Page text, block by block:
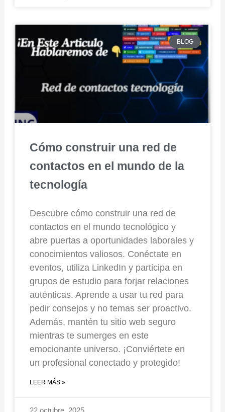
BLOG
Cómo construir una red de
contactos en el mundo de la
tecnología
Descubre cómo construir una red de
contactos en el mundo tecnológico y
abre puertas a oportunidades laborales y
conocimientos valiosos. Conéctate en
eventos, utiliza LinkedIn y participa en
grupos de estudio para forjar relaciones
auténticas. Aprende a usar tu red para
pedir consejos y no temas ser proactivo.
Además, mantén tu sitio web seguro
mientras te sumerges en este
emocionante universo. ¡Conviértete en
un profesional conectado y protegido!
LEER MÁS »
22 octubre, 2025